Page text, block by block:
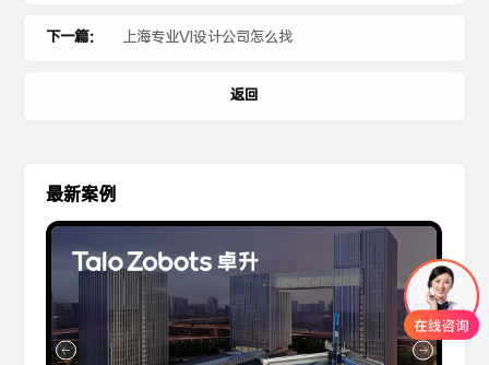
下一篇： 上海专业VI设计公司怎么找
返回
最新案例